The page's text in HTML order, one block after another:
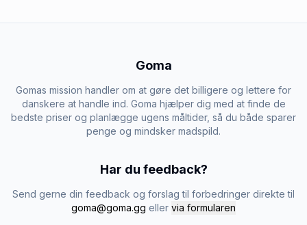
Goma
Gomas mission handler om at gøre det billigere og lettere for
danskere at handle ind. Goma hjælper dig med at finde de
bedste priser og planlægge ugens måltider, så du både sparer
penge og mindsker madspild.
Har du feedback?
Send gerne din feedback og forslag til forbedringer direkte til
goma@goma.gg eller via formularen